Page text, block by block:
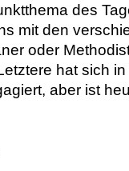
des
mit den
oder
hat sich
aber ist